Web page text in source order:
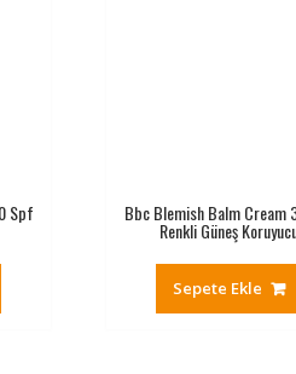
Spf Bbc Blemish Balm Cream
Renkli Güneş
Sepete Ekle